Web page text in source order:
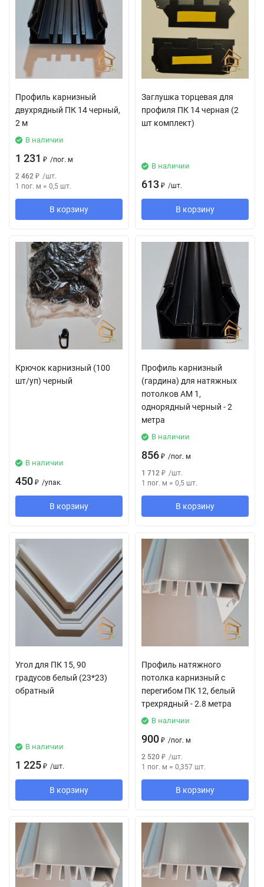
Профиль карнизный
двухрядный ПК 14 черный,
2 м
В наличии
1 231 ₽ /пог. м
2 462 ₽ /шт.
1 пог. м = 0,5 шт.
В корзину
Заглушка торцевая для
профиля ПК 14 черная (2
шт комплект)
В наличии
613 ₽ /шт.
В корзину
Крючок карнизный (100
шт/уп) черный
В наличии
450 ₽ /упак.
В корзину
Профиль карнизный
(гардина) для натяжных
потолков АМ 1,
однорядный черный - 2
метра
В наличии
856 ₽ /пог. м
1 712 ₽ /шт.
1 пог. м = 0,5 шт.
В корзину
Угол для ПК 15, 90
градусов белый (23*23)
обратный
В наличии
1 225 ₽ /шт.
В корзину
Профиль натяжного
потолка карнизный с
перегибом ПК 12, белый
трехрядный - 2.8 метра
В наличии
900 ₽ /пог. м
2 520 ₽ /шт.
1 пог. м = 0,357 шт.
В корзину